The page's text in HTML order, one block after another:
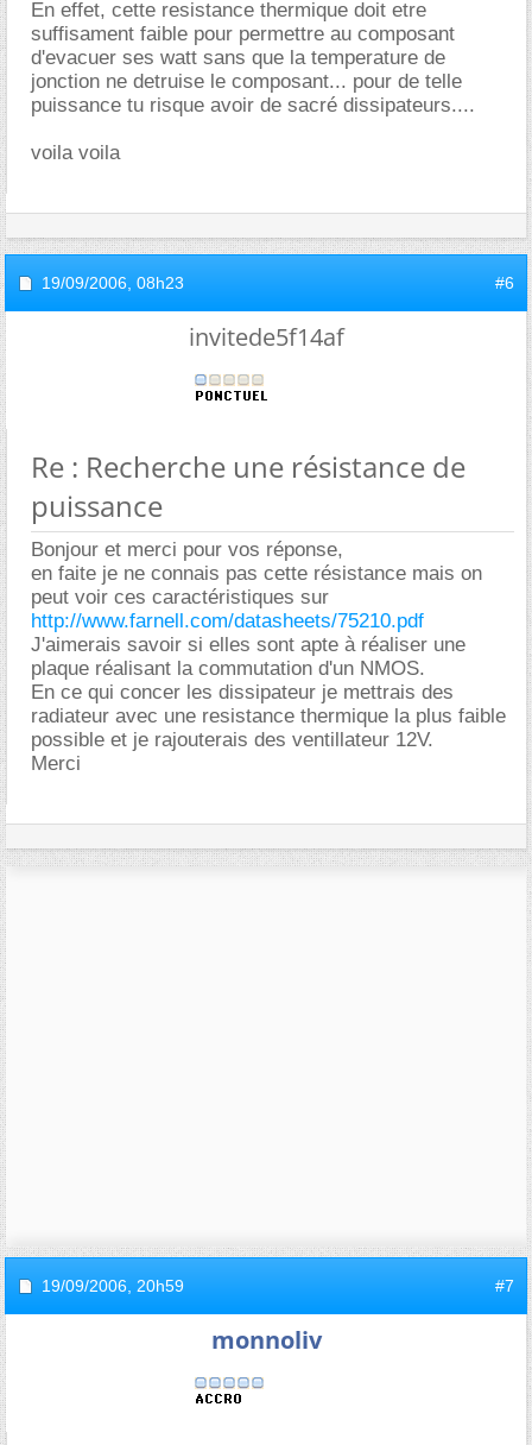
En effet, cette resistance thermique doit etre
suffisament faible pour permettre au composant
d'evacuer ses watt sans que la temperature de
jonction ne detruise le composant... pour de telle
puissance tu risque avoir de sacré dissipateurs....
voila voila
19/09/2006, 08h23 #6
invitede5f14af
Re : Recherche une résistance de
puissance
Bonjour et merci pour vos réponse,
en faite je ne connais pas cette résistance mais on
peut voir ces caractéristiques sur
http://www.farnell.com/datasheets/75210.pdf
J'aimerais savoir si elles sont apte à réaliser une
plaque réalisant la commutation d'un NMOS.
En ce qui concer les dissipateur je mettrais des
radiateur avec une resistance thermique la plus faible
possible et je rajouterais des ventillateur 12V.
Merci
19/09/2006, 20h59 #7
monnoliv